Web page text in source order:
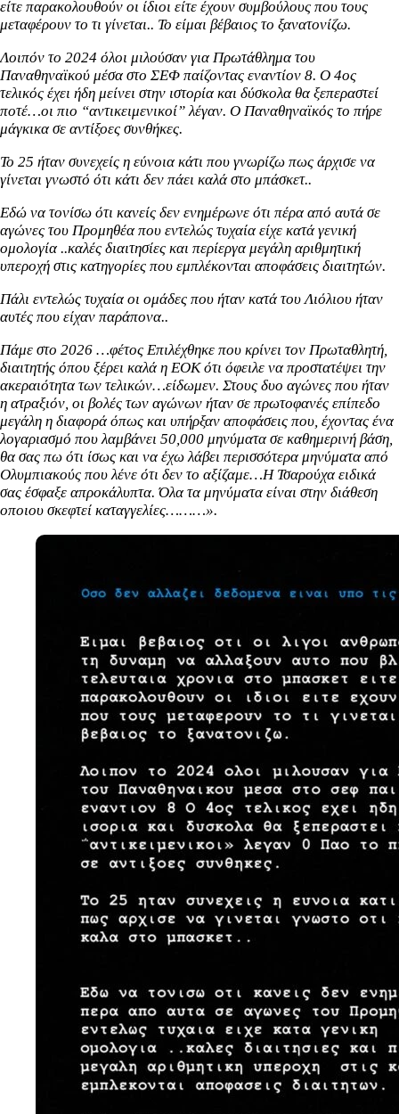
είτε παρακολουθούν οι ίδιοι είτε έχουν συμβούλους που τους
μεταφέρουν το τι γίνεται.. Το είμαι βέβαιος το ξανατονίζω.
Λοιπόν το 2024 όλοι μιλούσαν για Πρωτάθλημα του
Παναθηναϊκού μέσα στο ΣΕΦ παίζοντας εναντίον 8. Ο 4ος
τελικός έχει ήδη μείνει στην ιστορία και δύσκολα θα ξεπεραστεί
ποτέ…οι πιο “αντικειμενικοί” λέγαν. Ο Παναθηναϊκός το πήρε
μάγκικα σε αντίξοες συνθήκες.
Το 25 ήταν συνεχείς η εύνοια κάτι που γνωρίζω πως άρχισε να
γίνεται γνωστό ότι κάτι δεν πάει καλά στο μπάσκετ..
Εδώ να τονίσω ότι κανείς δεν ενημέρωνε ότι πέρα από αυτά σε
αγώνες του Προμηθέα που εντελώς τυχαία είχε κατά γενική
ομολογία ..καλές διαιτησίες και περίεργα μεγάλη αριθμητική
υπεροχή στις κατηγορίες που εμπλέκονται αποφάσεις διαιτητών.
Πάλι εντελώς τυχαία οι ομάδες που ήταν κατά του Λιόλιου ήταν
αυτές που είχαν παράπονα..
Πάμε στο 2026 …φέτος Επιλέχθηκε που κρίνει τον Πρωταθλητή,
διαιτητής όπου ξέρει καλά η ΕΟΚ ότι όφειλε να προστατέψει την
ακεραιότητα των τελικών…είδωμεν. Στους δυο αγώνες που ήταν
η ατραξιόν, οι βολές των αγώνων ήταν σε πρωτοφανές επίπεδο
μεγάλη η διαφορά όπως και υπήρξαν αποφάσεις που, έχοντας ένα
λογαριασμό που λαμβάνει 50,000 μηνύματα σε καθημερινή βάση,
θα σας πω ότι ίσως και να έχω λάβει περισσότερα μηνύματα από
Ολυμπιακούς που λένε ότι δεν το αξίζαμε…Η Τσαρούχα ειδικά
σας έσφαξε απροκάλυπτα. Όλα τα μηνύματα είναι στην διάθεση
οποιου σκεφτεί καταγγελίες………».